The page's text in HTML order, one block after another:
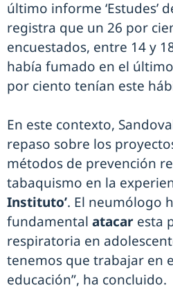
último informe ‘Estudes’
registra que un 26 por
encuestados, entre 14 y
había fumado en el
por ciento tenían este
En este contexto,
repaso sobre los
métodos de prevención
tabaquismo en la
Instituto’. El neumólogo
fundamental atacar esta
respiratoria en
tenemos que trabajar en
educación”, ha concluido.